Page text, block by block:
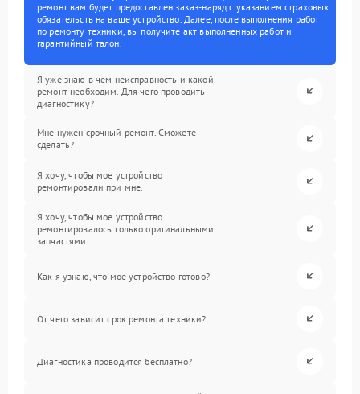
ремонт вам будет предоставлен заказ-наряд с указанием страховых
обязательств на ваше устройство. Далее, после выполнения работ
по ремонту техники, вы получите акт выполненных работ и
гарантийный талон.
Я уже знаю в чем неисправность и какой
ремонт необходим. Для чего проводить
диагностику?
Мне нужен срочный ремонт. Сможете
сделать?
Я хочу, чтобы мое устройство
ремонтировали при мне.
Я хочу, чтобы мое устройство
ремонтировалось только оригинальными
запчастями.
Как я узнаю, что мое устройство готово?
От чего зависит срок ремонта техники?
Диагностика проводится бесплатно?